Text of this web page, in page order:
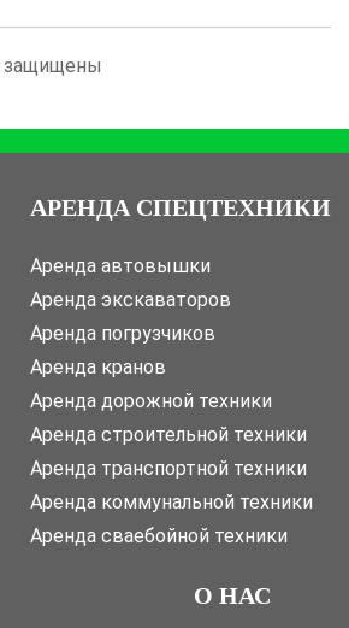
защищены
АРЕНДА СПЕЦТЕХНИКИ
Аренда автовышки
Аренда экскаваторов
Аренда погрузчиков
Аренда кранов
Аренда дорожной техники
Аренда строительной техники
Аренда транспортной техники
Аренда коммунальной техники
Аренда сваебойной техники
О НАС